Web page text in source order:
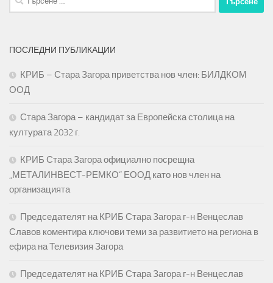
за:
ПОСЛЕДНИ ПУБЛИКАЦИИ
КРИБ – Стара Загора приветства нов член: БИЛДКОМ
ООД
Стара Загора – кандидат за Европейска столица на
културата 2032 г.
КРИБ Стара Загора официално посрещна
„МЕТАЛИНВЕСТ-РЕМКО“ ЕООД като нов член на
организацията
Председателят на КРИБ Стара Загора г-н Венцеслав
Славов коментира ключови теми за развитието на региона в
ефира на Телевизия Загора
Председателят на КРИБ Стара Загора г-н Венцеслав